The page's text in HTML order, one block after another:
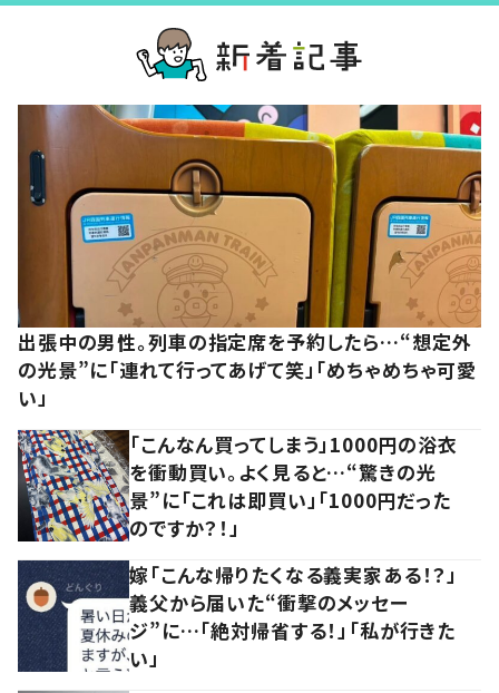
出張中の男性。列車の指定席を予約したら…“想定外
の光景”に「連れて行ってあげて笑」「めちゃめちゃ可愛
い」
「こんなん買ってしまう」1000円の浴衣
を衝動買い。よく見ると…“驚きの光
景”に「これは即買い」「1000円だった
のですか？！」
嫁「こんな帰りたくなる義実家ある！？」
義父から届いた“衝撃のメッセー
ジ”に…「絶対帰省する！」「私が行きた
い」